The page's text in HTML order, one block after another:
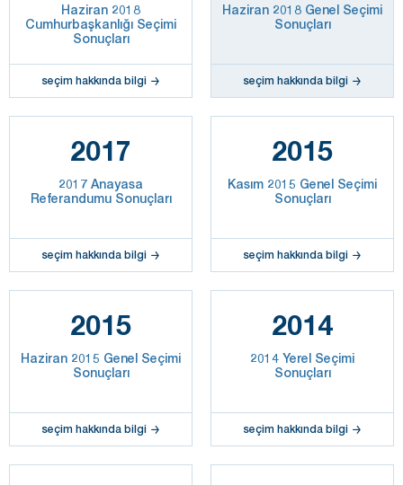
Haziran 2018
Cumhurbaşkanlığı Seçimi
Sonuçları
seçim hakkında bilgi
Haziran 2018 Genel Seçimi
Sonuçları
seçim hakkında bilgi
2017
2017 Anayasa
Referandumu Sonuçları
seçim hakkında bilgi
2015
Kasım 2015 Genel Seçimi
Sonuçları
seçim hakkında bilgi
2015
Haziran 2015 Genel Seçimi
Sonuçları
seçim hakkında bilgi
2014
2014 Yerel Seçimi
Sonuçları
seçim hakkında bilgi